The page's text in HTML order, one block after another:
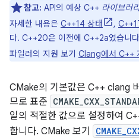
참고: API의 예상 C++ 라이브러
자세한 내용은 C++14 상태 ,
다. C++20은 이전에 C++2a였습니
파일러의 지원 보기 Clang에서 C++
CMake의 기본값은 C++ clang
므로 표준
일의 적절한 값으로 설정하여
합니다. CMake 보기